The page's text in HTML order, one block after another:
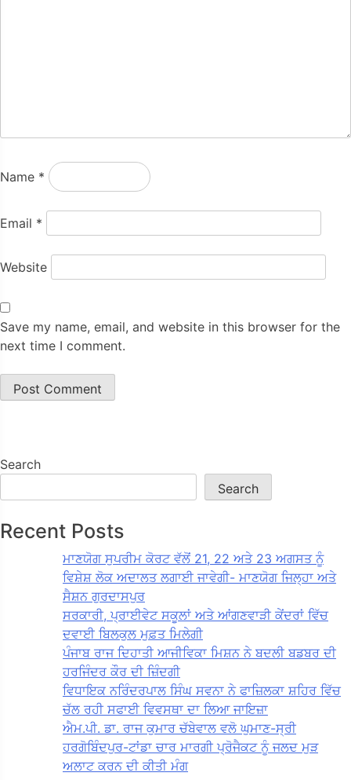
Name *
Email *
Website
Save my name, email, and website in this browser for the
next time I comment.
Search
Search
Recent Posts
ਮਾਣਯੋਗ ਸੁਪਰੀਮ ਕੋਰਟ ਵੱਲੋਂ 21, 22 ਅਤੇ 23 ਅਗਸਤ ਨੂੰ
ਵਿਸ਼ੇਸ਼ ਲੋਕ ਅਦਾਲਤ ਲਗਾਈ ਜਾਵੇਗੀ- ਮਾਣਯੋਗ ਜਿਲ੍ਹਾ ਅਤੇ
ਸੈਸ਼ਨ ਗੁਰਦਾਸਪੁਰ
ਸਰਕਾਰੀ, ਪ੍ਰਾਈਵੇਟ ਸਕੂਲਾਂ ਅਤੇ ਆਂਗਣਵਾੜੀ ਕੇਂਦਰਾਂ ਵਿੱਚ
ਦਵਾਈ ਬਿਲਕੁਲ ਮੁਫ਼ਤ ਮਿਲੇਗੀ
ਪੰਜਾਬ ਰਾਜ ਦਿਹਾਤੀ ਆਜੀਵਿਕਾ ਮਿਸ਼ਨ ਨੇ ਬਦਲੀ ਬਡਬਰ ਦੀ
ਹਰਜਿੰਦਰ ਕੌਰ ਦੀ ਜ਼ਿੰਦਗੀ
ਵਿਧਾਇਕ ਨਰਿੰਦਰਪਾਲ ਸਿੰਘ ਸਵਨਾ ਨੇ ਫਾਜ਼ਿਲਕਾ ਸ਼ਹਿਰ ਵਿੱਚ
ਚੱਲ ਰਹੀ ਸਫਾਈ ਵਿਵਸਥਾ ਦਾ ਲਿਆ ਜਾਇਜ਼ਾ
ਐਮ.ਪੀ. ਡਾ. ਰਾਜ ਕੁਮਾਰ ਚੱਬੇਵਾਲ ਵਲੋ ਘੁਮਾਣ-ਸ੍ਰੀ
ਹਰਗੋਬਿੰਦਪੁਰ-ਟਾਂਡਾ ਚਾਰ ਮਾਰਗੀ ਪ੍ਰੋਜੈਕਟ ਨੂੰ ਜਲਦ ਮੁੜ
ਅਲਾਟ ਕਰਨ ਦੀ ਕੀਤੀ ਮੰਗ